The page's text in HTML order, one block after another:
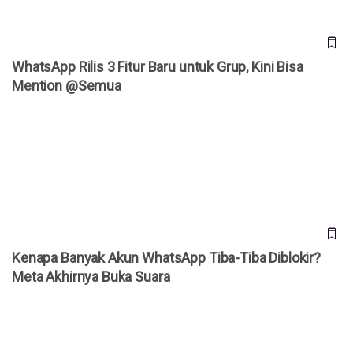
WhatsApp Rilis 3 Fitur Baru untuk Grup, Kini Bisa
Mention @Semua
Kenapa Banyak Akun WhatsApp Tiba-Tiba Diblokir?
Meta Akhirnya Buka Suara